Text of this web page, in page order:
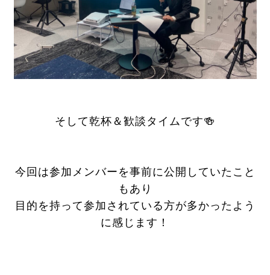
そして乾杯＆歓談タイムです🍻
今回は参加メンバーを事前に公開していたこと
もあり
目的を持って参加されている方が多かったよう
に感じます！